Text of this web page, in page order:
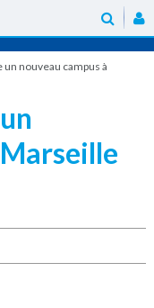
un nouveau campus à